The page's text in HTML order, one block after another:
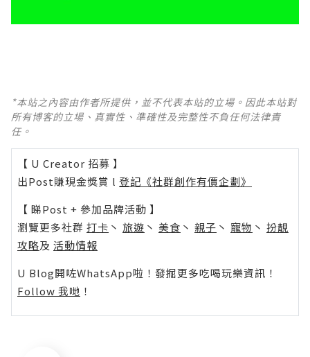
*本站之內容由作者所提供，並不代表本站的立場。因此本站對
所有博客的立場、真實性、準確性及完整性不負任何法律責
任。
【 U Creator 招募 】
出Post賺現金獎賞 l 登記《社群創作有價企劃》
【 睇Post + 參加品牌活動 】
瀏覽更多社群 打卡 丶 旅遊 丶 美食 丶 親子 丶 寵物 丶 扮靚
攻略及 活動情報
U Blog開咗WhatsApp啦！發掘更多吃喝玩樂資訊！
Follow 我哋 ！